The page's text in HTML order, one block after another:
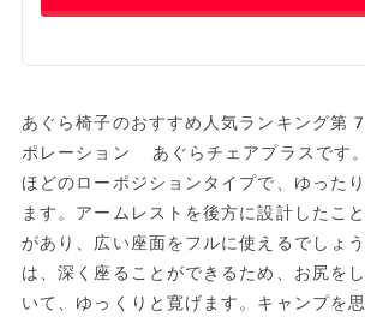
あぐら椅子のおすすめ人気ランキング第
ポレーション あぐらチェアプラスで
ほどのローポジションタイプで、ゆった
ます。アームレストを後方に設計したこ
があり、広い座面をフルに使えるでしょ
は、深く座ることができるため、お尻を
いて、ゆっくりと寛げます。キャンプを